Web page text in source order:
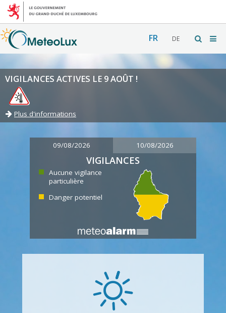
FR DE
VIGILANCES ACTIVES LE 9 AOÛT !
Plus d'informations
09/08/2026 10/08/2026
VIGILANCES
Aucune vigilance
particulière
Danger potentiel